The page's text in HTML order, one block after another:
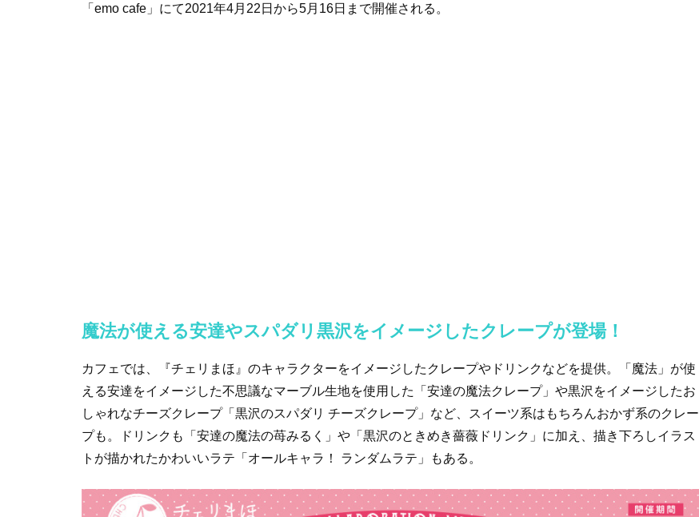
「emo cafe」にて2021年4月22日から5月16日まで開催される。
魔法が使える安達やスパダリ黒沢をイメージしたクレープが登場！
カフェでは、『チェリまほ』のキャラクターをイメージしたクレープやドリンクなどを提供。「魔法」が使
える安達をイメージした不思議なマーブル生地を使用した「安達の魔法クレープ」や黒沢をイメージしたお
しゃれなチーズクレープ「黒沢のスパダリ チーズクレープ」など、スイーツ系はもちろんおかず系のクレー
プも。ドリンクも「安達の魔法の苺みるく」や「黒沢のときめき薔薇ドリンク」に加え、描き下ろしイラス
トが描かれたかわいいラテ「オールキャラ！ ランダムラテ」もある。